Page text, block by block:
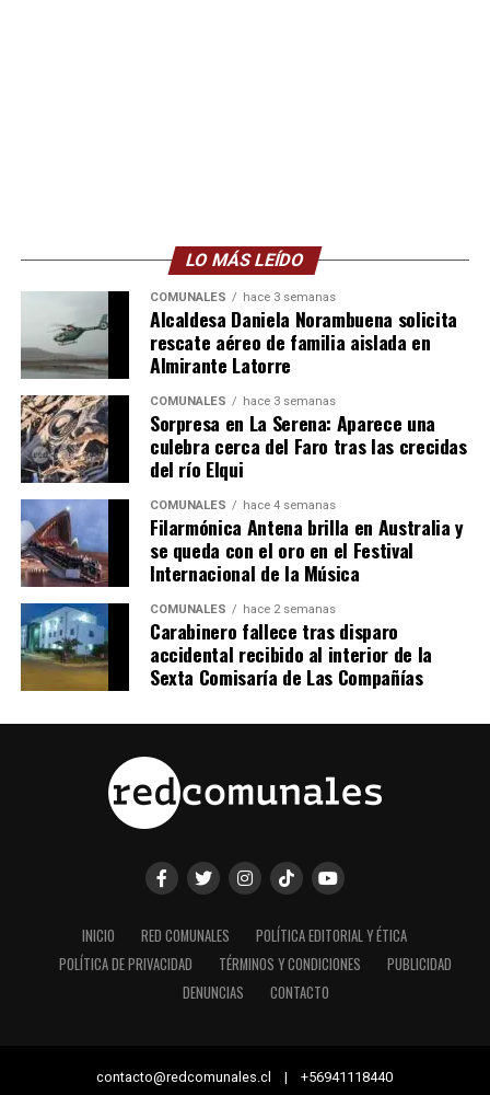
LO MÁS LEÍDO
COMUNALES hace 3 semanas
Alcaldesa Daniela Norambuena solicita
rescate aéreo de familia aislada en
Almirante Latorre
COMUNALES hace 3 semanas
Sorpresa en La Serena: Aparece una
culebra cerca del Faro tras las crecidas
del río Elqui
COMUNALES hace 4 semanas
Filarmónica Antena brilla en Australia y
se queda con el oro en el Festival
Internacional de la Música
COMUNALES hace 2 semanas
Carabinero fallece tras disparo
accidental recibido al interior de la
Sexta Comisaría de Las Compañías
INICIO RED COMUNALES
POLÍTICA EDITORIAL Y ÉTICA
POLÍTICA DE PRIVACIDAD
TÉRMINOS Y CONDICIONES
PUBLICIDAD
DENUNCIAS
CONTACTO
contacto@redcomunales.cl | +56941118440